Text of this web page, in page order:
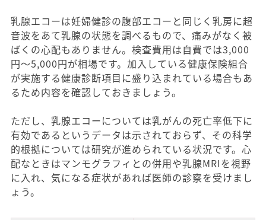
乳腺エコーは妊婦健診の腹部エコーと同じく乳房に超
音波をあて乳腺の状態を調べるもので、痛みがなく被
ばくの心配もありません。検査費用は自費では3,000
円～5,000円が相場です。加入している健康保険組合
が実施する健康診断項目に盛り込まれている場合もあ
るため内容を確認しておきましょう。
ただし、乳腺エコーについては乳がんの死亡率低下に
有効であるというデータは示されておらず、その科学
的根拠については研究が進められている状況です。心
配なときはマンモグラフィとの併用や乳腺MRIを視野
に入れ、気になる症状があれば医師の診察を受けまし
ょう。